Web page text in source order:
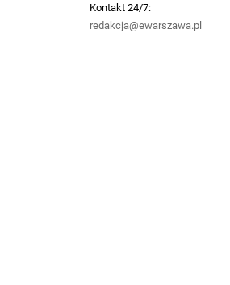
Kontakt 24/7:
redakcja@ewarszawa.pl